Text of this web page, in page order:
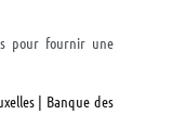
pour fournir une
| Banque des